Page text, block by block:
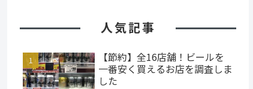
人気記事
【節約】全16店舗！ビールを
一番安く買えるお店を調査しま
した